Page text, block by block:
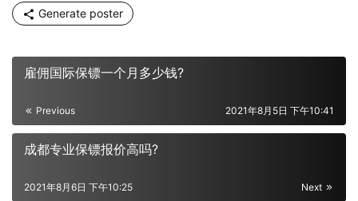
Generate poster
雇佣国际保镖一个月多少钱?
Previous 2021年8月5日 下午10:41
成都专业保镖报价高吗?
Next
2021年8月6日 下午10:25